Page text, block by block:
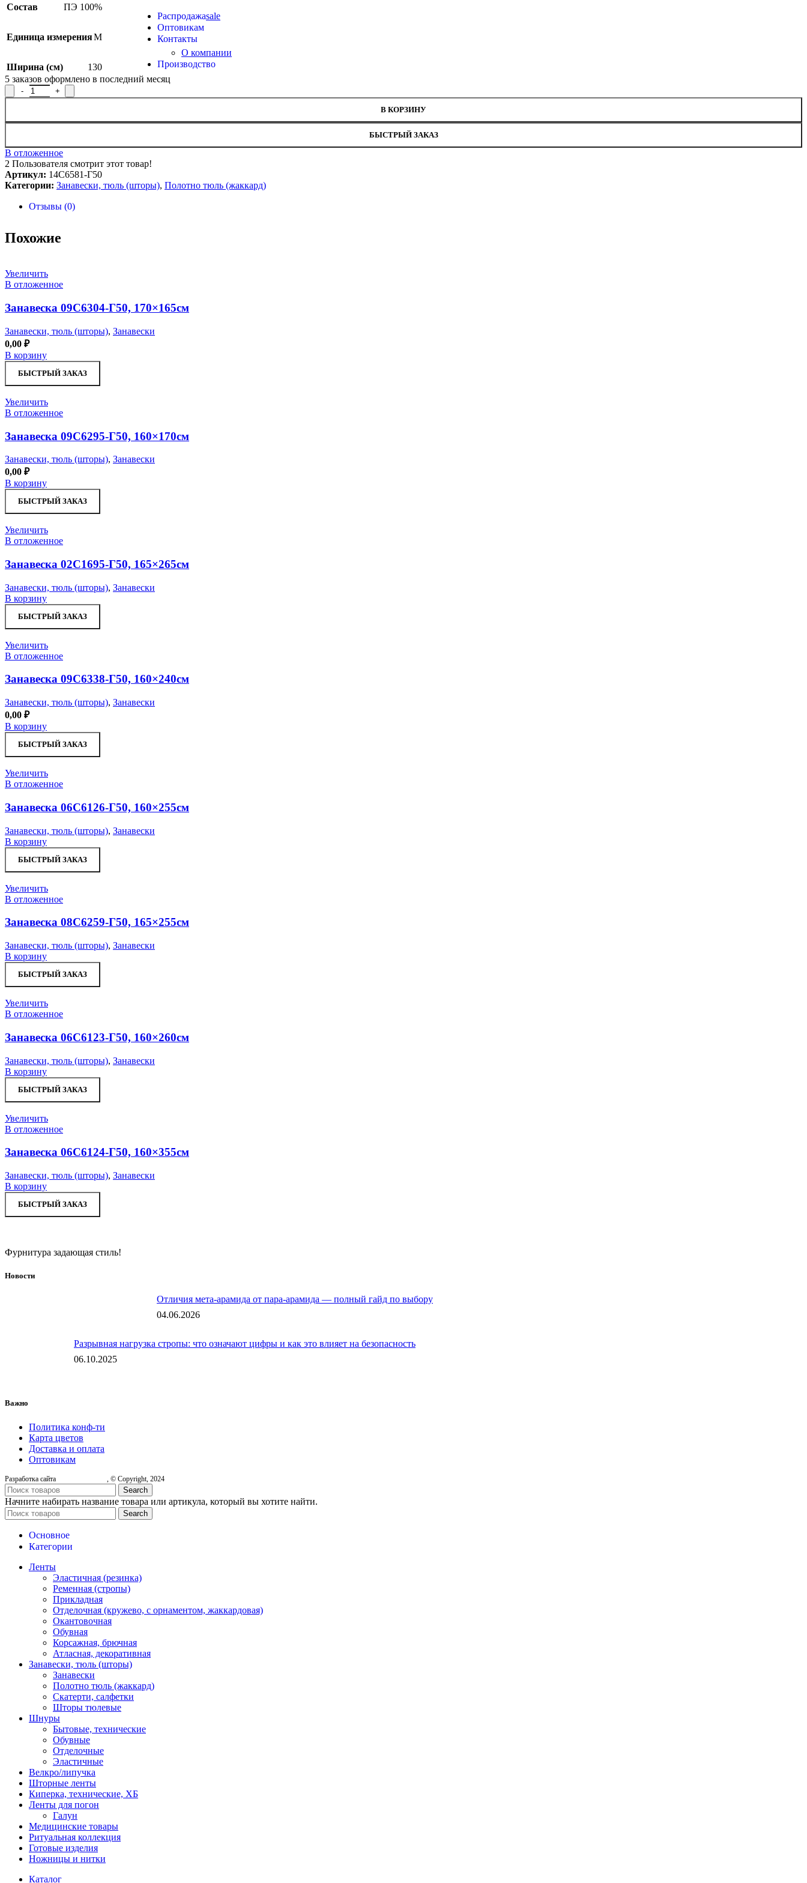
Распродажаsale
Оптовикам
Контакты
О компании
Производство
Состав ПЭ 100%
Единица измеренияМ
Ширина (см)
130
5 заказов оформлено в последний месяц
Количество товара Полотно гардинное 14С6581-Г50, рисунок Е339Н
В КОРЗИНУ
БЫСТРЫЙ ЗАКАЗ
В отложенное
2 Пользователя смотрит этот товар!
Артикул: 14С6581-Г50
Категории: Занавески, тюль (шторы), Полотно тюль (жаккард)
Отзывы (0)
Похожие
Увеличить
В отложенное
Занавеска 09С6304-Г50, 170×165см
Занавески, тюль (шторы), Занавески
0,00 ₽
В корзину
БЫСТРЫЙ ЗАКАЗ
Увеличить
В отложенное
Занавеска 09С6295-Г50, 160×170см
Занавески, тюль (шторы), Занавески
0,00 ₽
В корзину
БЫСТРЫЙ ЗАКАЗ
Увеличить
В отложенное
Занавеска 02С1695-Г50, 165×265см
Занавески, тюль (шторы), Занавески
В корзину
БЫСТРЫЙ ЗАКАЗ
Увеличить
В отложенное
Занавеска 09С6338-Г50, 160×240см
Занавески, тюль (шторы), Занавески
0,00 ₽
В корзину
БЫСТРЫЙ ЗАКАЗ
Увеличить
В отложенное
Занавеска 06С6126-Г50, 160×255см
Занавески, тюль (шторы), Занавески
В корзину
БЫСТРЫЙ ЗАКАЗ
Увеличить
В отложенное
Занавеска 08С6259-Г50, 165×255см
Занавески, тюль (шторы), Занавески
В корзину
БЫСТРЫЙ ЗАКАЗ
Увеличить
В отложенное
Занавеска 06С6123-Г50, 160×260см
Занавески, тюль (шторы), Занавески
В корзину
БЫСТРЫЙ ЗАКАЗ
Увеличить
В отложенное
Занавеска 06С6124-Г50, 160×355см
Занавески, тюль (шторы), Занавески
В корзину
БЫСТРЫЙ ЗАКАЗ
Фурнитура задающая стиль!
Новости
Отличия мета-арамида от пара-арамида — полный гайд по выбору
04.06.2026
Разрывная нагрузка стропы: что означают цифры и как это влияет на безопасность
06.10.2025
Важно
Политика конф-ти
Карта цветов
Доставка и оплата
Оптовикам
Разработка сайта , © Copyright, 2024
Search
Начните набирать название товара или артикула, который вы хотите найти.
Search
Основное
Категории
Ленты
Эластичная (резинка)
Ременная (стропы)
Прикладная
Отделочная (кружево, с орнаментом, жаккардовая)
Окантовочная
Обувная
Корсажная, брючная
Атласная, декоративная
Занавески, тюль (шторы)
Занавески
Полотно тюль (жаккард)
Скатерти, салфетки
Шторы тюлевые
Шнуры
Бытовые, технические
Обувные
Отделочные
Эластичные
Велкро/липучка
Шторные ленты
Киперка, технические, ХБ
Ленты для погон
Галун
Медицинские товары
Ритуальная коллекция
Готовые изделия
Ножницы и нитки
Каталог